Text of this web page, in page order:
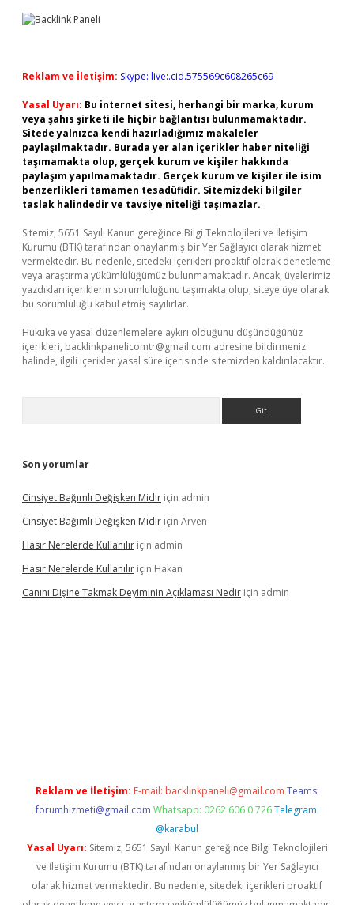
Reklam ve İletişim: Skype: live:.cid.575569c608265c69
Yasal Uyarı: Bu internet sitesi, herhangi bir marka, kurum
veya şahıs şirketi ile hiçbir bağlantısı bulunmamaktadır.
Sitede yalnızca kendi hazırladığımız makaleler
paylaşılmaktadır. Burada yer alan içerikler haber niteliği
taşımamakta olup, gerçek kurum ve kişiler hakkında
paylaşım yapılmamaktadır. Gerçek kurum ve kişiler ile isim
benzerlikleri tamamen tesadüfidir. Sitemizdeki bilgiler
taslak halindedir ve tavsiye niteliği taşımazlar.
Sitemiz, 5651 Sayılı Kanun gereğince Bilgi Teknolojileri ve İletişim
Kurumu (BTK) tarafından onaylanmış bir Yer Sağlayıcı olarak hizmet
vermektedir. Bu nedenle, sitedeki içerikleri proaktif olarak denetleme
veya araştırma yükümlülüğümüz bulunmamaktadır. Ancak, üyelerimiz
yazdıkları içeriklerin sorumluluğunu taşımakta olup, siteye üye olarak
bu sorumluluğu kabul etmiş sayılırlar.
Hukuka ve yasal düzenlemelere aykırı olduğunu düşündüğünüz
içerikleri, backlinkpanelicomtr@gmail.com adresine bildirmeniz
halinde, ilgili içerikler yasal süre içerisinde sitemizden kaldırılacaktır.
Son yorumlar
Cinsiyet Bağımlı Değişken Midir için admin
Cinsiyet Bağımlı Değişken Midir için Arven
Hasır Nerelerde Kullanılır için admin
Hasır Nerelerde Kullanılır için Hakan
Canını Dişine Takmak Deyiminin Açıklaması Nedir için admin
Reklam ve İletişim: E-mail: backlinkpaneli@gmail.com Teams:
forumhizmeti@gmail.com Whatsapp: 0262 606 0 726 Telegram:
@karabul
Yasal Uyarı: Sitemiz, 5651 Sayılı Kanun gereğince Bilgi Teknolojileri
ve İletişim Kurumu (BTK) tarafından onaylanmış bir Yer Sağlayıcı
olarak hizmet vermektedir. Bu nedenle, sitedeki içerikleri proaktif